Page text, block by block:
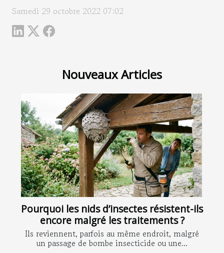
Samedi 29 octobre 2022 07:02
Nouveaux Articles
Pourquoi les nids d’insectes résistent-ils
encore malgré les traitements ?
Ils reviennent, parfois au même endroit, malgré
un passage de bombe insecticide ou une...